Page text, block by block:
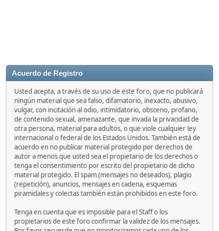
Acuerdo de Registro
Usted acepta, a través de su uso de este foro, que no publicará
ningún material que sea falso, difamatorio, inexacto, abusivo,
vulgar, con incitación al odio, intimidatorio, obsceno, profano,
de contenido sexual, amenazante, que invada la privacidad de
otra persona, material para adultos, o que viole cualquier ley
internacional o federal de los Estados Unidos. También está de
acuerdo en no publicar material protegido por derechos de
autor a menos que usted sea el propietario de los derechos o
tenga el consentimiento por escrito del propietario de dicho
material protegido. El spam (mensajes no deseados), plagio
(repetición), anuncios, mensajes en cadena, esquemas
piramidales y colectas también están prohibidos en este foro.
Tenga en cuenta que es imposible para el Staff o los
propietarios de este foro confirmar la validez de los mensajes.